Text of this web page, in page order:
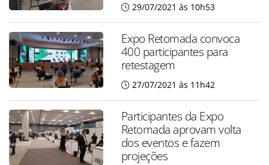
29/07/2021 às 10h53
Expo Retomada convoca
400 participantes para
retestagem
27/07/2021 às 11h42
Participantes da Expo
Retomada aprovam volta
dos eventos e fazem
projeções